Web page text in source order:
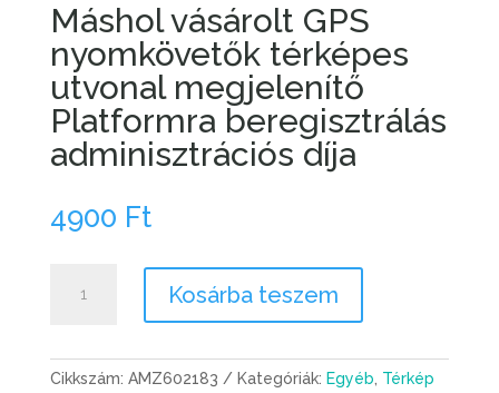
Máshol vásárolt GPS
nyomkövetők térképes
utvonal megjelenítő
Platformra beregisztrálás
adminisztrációs díja
4900 Ft
vásárolt
térképes
Kosárba teszem
Cikkszám: AMZ602183 Kategóriák: Egyéb, Térkép